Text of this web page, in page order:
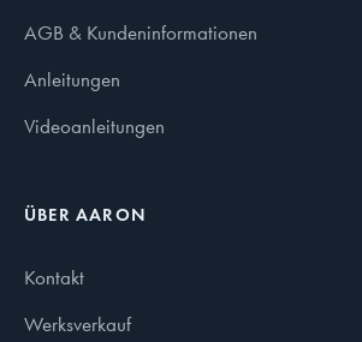
AGB & Kundeninformationen
Anleitungen
Videoanleitungen
ÜBER AARON
Kontakt
Werksverkauf